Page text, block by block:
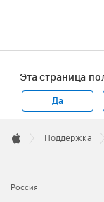
Эта страница
Да
Footer

Поддержка
Россия